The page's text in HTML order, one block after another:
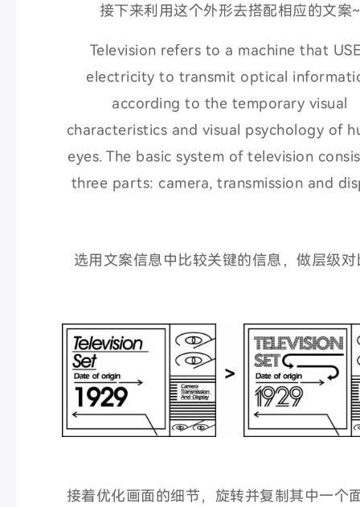
接下来利用这个外形去搭配相应的文案~
Television refers to a machine that
electricity to transmit optical
according to the temporary visual
characteristics and visual psychology of
eyes. The basic system of television
three parts: camera, transmission and
选用文案信息中比较关键的信息，做层级对
接着优化画面的细节，旋转并复制其中一个